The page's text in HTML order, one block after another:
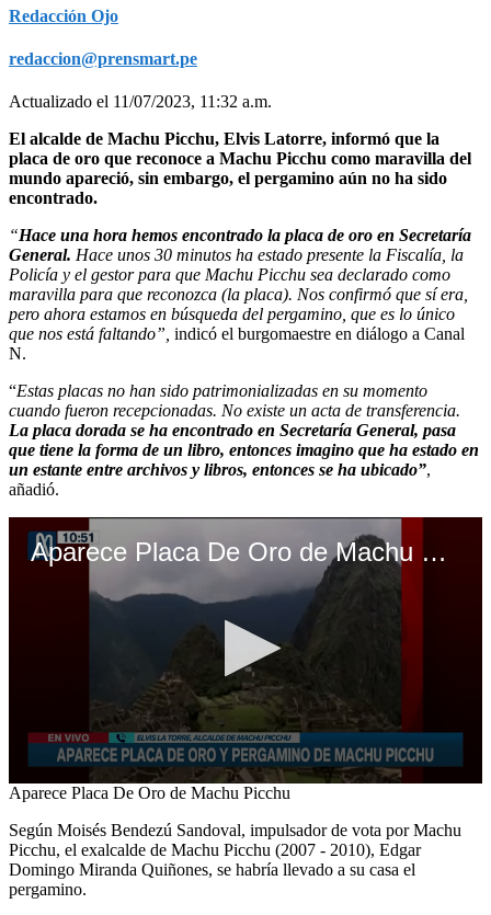
Redacción Ojo
redaccion@prensmart.pe
Actualizado el 11/07/2023, 11:32 a.m.
El alcalde de Machu Picchu, Elvis Latorre, informó que la
placa de oro que reconoce a Machu Picchu como maravilla del
mundo apareció, sin embargo, el pergamino aún no ha sido
encontrado.
“Hace una hora hemos encontrado la placa de oro en Secretaría
General. Hace unos 30 minutos ha estado presente la Fiscalía, la
Policía y el gestor para que Machu Picchu sea declarado como
maravilla para que reconozca (la placa). Nos confirmó que sí era,
pero ahora estamos en búsqueda del pergamino, que es lo único
que nos está faltando”, indicó el burgomaestre en diálogo a Canal
N.
“Estas placas no han sido patrimonializadas en su momento
cuando fueron recepcionadas. No existe un acta de transferencia.
La placa dorada se ha encontrado en Secretaría General, pasa
que tiene la forma de un libro, entonces imagino que ha estado en
un estante entre archivos y libros, entonces se ha ubicado”,
añadió.
Aparece Placa De Oro de Machu Picchu
0
seconds
of
7
minutes,
28
seconds
Aparece Placa De Oro de Machu Picchu
Según Moisés Bendezú Sandoval, impulsador de vota por Machu
Picchu, el exalcalde de Machu Picchu (2007 - 2010), Edgar
Domingo Miranda Quiñones, se habría llevado a su casa el
pergamino.